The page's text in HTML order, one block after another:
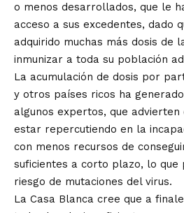
o menos desarrollados, que le
acceso a sus excedentes, dado
adquirido muchas más dosis de
inmunizar a toda su población
La acumulación de dosis por
y otros países ricos ha
algunos expertos, que advierten
estar repercutiendo en la
con menos recursos de
suficientes a corto plazo, lo que
riesgo de mutaciones del virus.
La Casa Blanca cree que a